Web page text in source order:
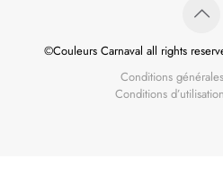
©Couleurs Carnaval all rights
Conditions
Conditions